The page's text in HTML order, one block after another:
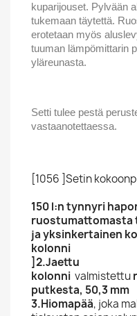
kuparijouset. Pylvään
tukemaan täytettä.
erotetaan myös
tuuman lämpömittarin
yläreunasta.
Setti tulee pestä
vastaanotettaessa.
[1056 ]Setin
150 l:n tynnyri
ruostumattomasta
ja yksinkertainen
kolonni
]2.Jaettu
kolonni valmistettu
putkesta, 50,3 mm
3.Hiomapää, joka